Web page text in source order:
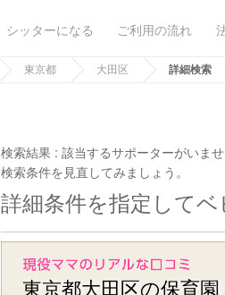
シッターになる ご利用の流れ
東京都 大田区 詳細検索
検索結果 :該当するサポーターがいませ
検索条件を見直してみましょう。
詳細条件を指定して
東京都大田区の保育